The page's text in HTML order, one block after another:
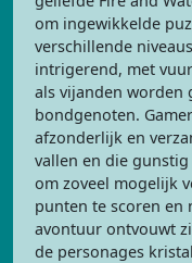
om ingewikkelde
verschillende
intrigerend, met
als vijanden worden
bondgenoten.
afzonderlijk en
vallen en die
om zoveel mogelijk
punten te scoren en
avontuur ontvouwt
de personages